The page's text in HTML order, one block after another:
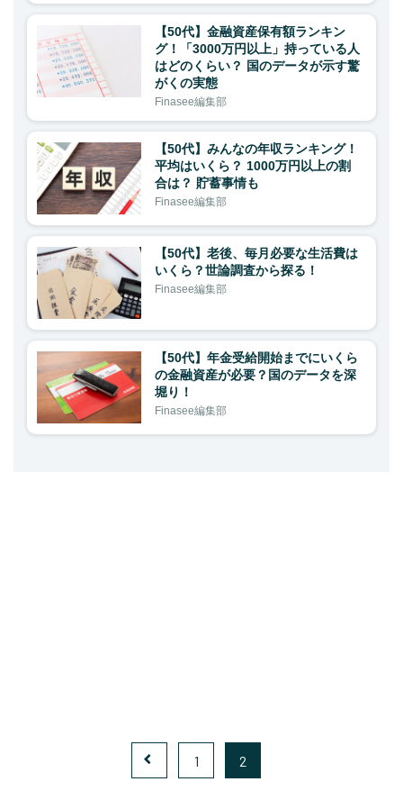
【50代】金融資産保有額ランキン
グ！「3000万円以上」持っている人
はどのくらい？ 国のデータが示す驚
がくの実態
Finasee編集部
【50代】みんなの年収ランキング！
平均はいくら？ 1000万円以上の割
合は？ 貯蓄事情も
Finasee編集部
【50代】老後、毎月必要な生活費は
いくら？世論調査から探る！
Finasee編集部
【50代】年金受給開始までにいくら
の金融資産が必要？国のデータを深
堀り！
Finasee編集部
1 2